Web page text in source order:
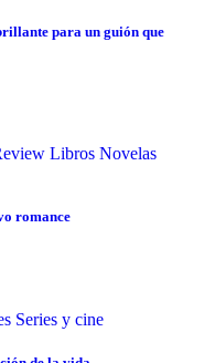
para un guión que
Libros Novelas
romance
Series y cine